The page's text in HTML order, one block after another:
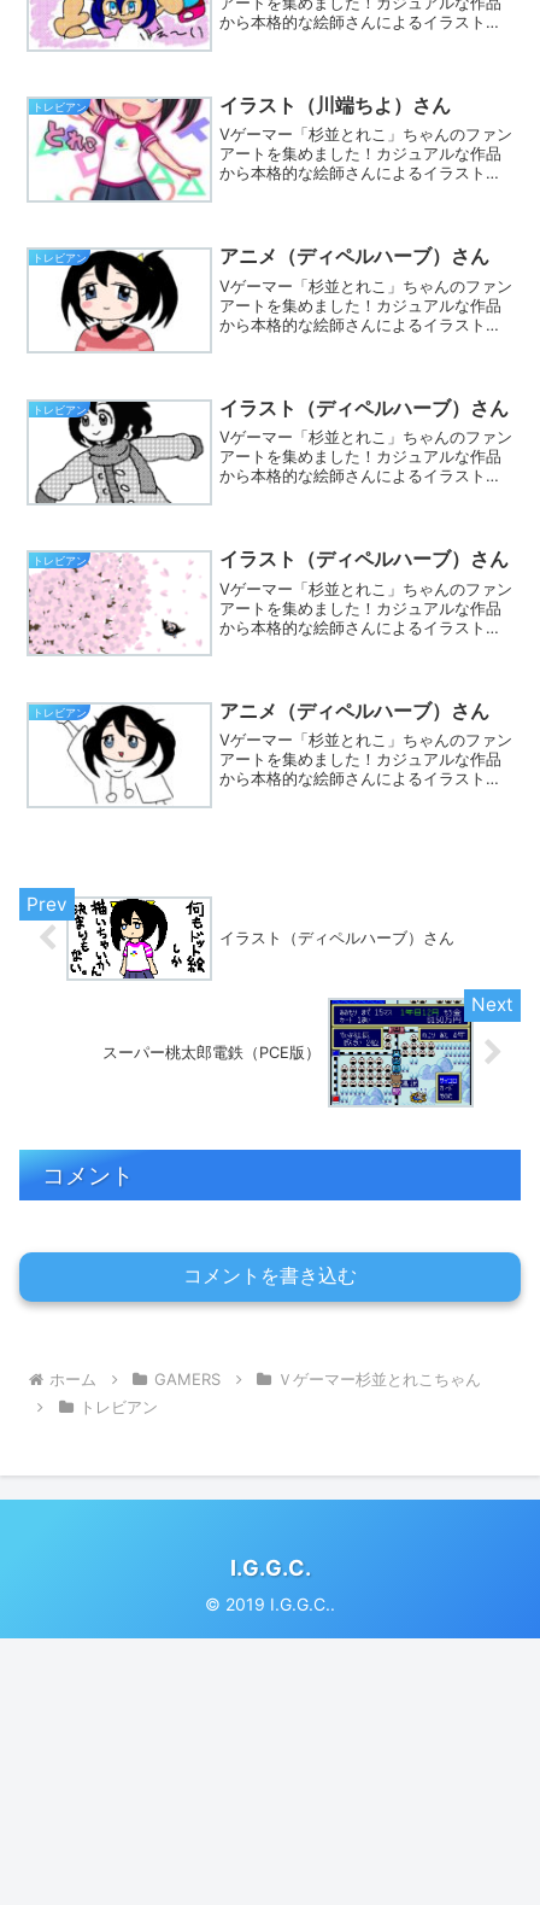
から本格的な絵師さんによるイラストま
トレビアン イラスト（川端ちよ）さん
Vゲーマー「杉並とれこ」ちゃんのファン
アートを集めました！カジュアルな作品
から本格的な絵師さんによるイラストま
トレビアン アニメ（ディペルハーブ）さん
Vゲーマー「杉並とれこ」ちゃんのファン
アートを集めました！カジュアルな作品
から本格的な絵師さんによるイラストま
トレビアン イラスト（ディペルハーブ）さん
Vゲーマー「杉並とれこ」ちゃんのファン
アートを集めました！カジュアルな作品
から本格的な絵師さんによるイラストま
トレビアン イラスト（ディペルハーブ）さん
Vゲーマー「杉並とれこ」ちゃんのファン
アートを集めました！カジュアルな作品
から本格的な絵師さんによるイラストま
トレビアン アニメ（ディペルハーブ）さん
Vゲーマー「杉並とれこ」ちゃんのファン
アートを集めました！カジュアルな作品
から本格的な絵師さんによるイラストま
イラスト（ディペルハーブ）さん
スーパー桃太郎電鉄（PCE版）
コメント
コメントを書き込む
ホーム GAMERS
Ｖゲーマー杉並とれこちゃん
トレビアン
I.G.G.C.
© 2019 I.G.G.C..